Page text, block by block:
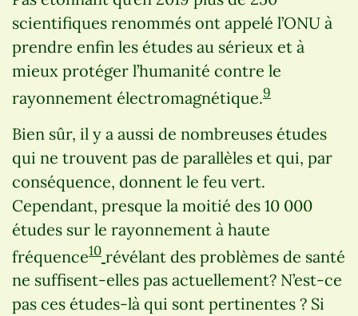
scientifiques renommés ont appelé l’ONU à
prendre enfin les études au sérieux et à
mieux protéger l’humanité contre le
rayonnement électromagnétique.9
Bien sûr, il y a aussi de nombreuses études
qui ne trouvent pas de parallèles et qui, par
conséquence, donnent le feu vert.
Cependant, presque la moitié des 10 000
études sur le rayonnement à haute
fréquence10 révélant des problèmes de santé
ne suffisent-elles pas actuellement? N’est-ce
pas ces études-là qui sont pertinentes ? Si